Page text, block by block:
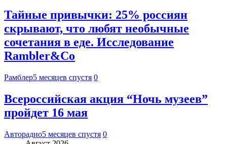
Тайные привычки: 25% россиян
скрывают, что любят необычные
сочетания в еде. Исследование
Rambler&Co
Рамблер5 месяцев спустя 0
Всероссийская акция “Ночь музеев”
пройдет 16 мая
Авторадио5 месяцев спустя 0